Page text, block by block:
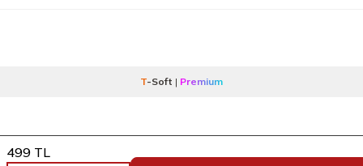
499 TL
T-Soft | Premium